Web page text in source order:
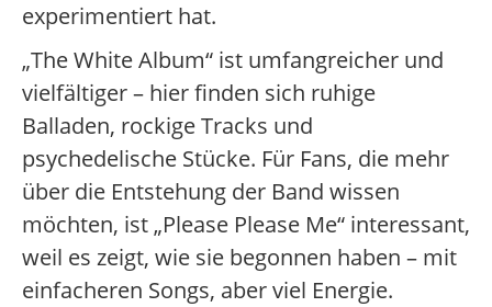
experimentiert hat.
„The White Album“ ist umfangreicher und
vielfältiger – hier finden sich ruhige
Balladen, rockige Tracks und
psychedelische Stücke. Für Fans, die mehr
über die Entstehung der Band wissen
möchten, ist „Please Please Me“ interessant,
weil es zeigt, wie sie begonnen haben – mit
einfacheren Songs, aber viel Energie.